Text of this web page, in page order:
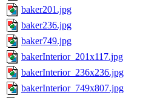
baker201.jpg
baker236.jpg
baker749.jpg
bakerInterior_201x117.jpg
bakerInterior_236x236.jpg
bakerInterior_749x807.jpg